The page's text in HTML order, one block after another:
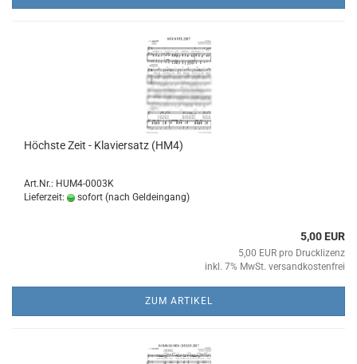
Höchs­te Zeit - Kla­vier­satz (HM4)
Art.Nr.: HUM4-0003K
Lieferzeit:
sofort (nach Geldeingang)
5,00 EUR
5,00 EUR pro Drucklizenz
inkl. 7% MwSt. versandkostenfrei
ZUM ARTIKEL